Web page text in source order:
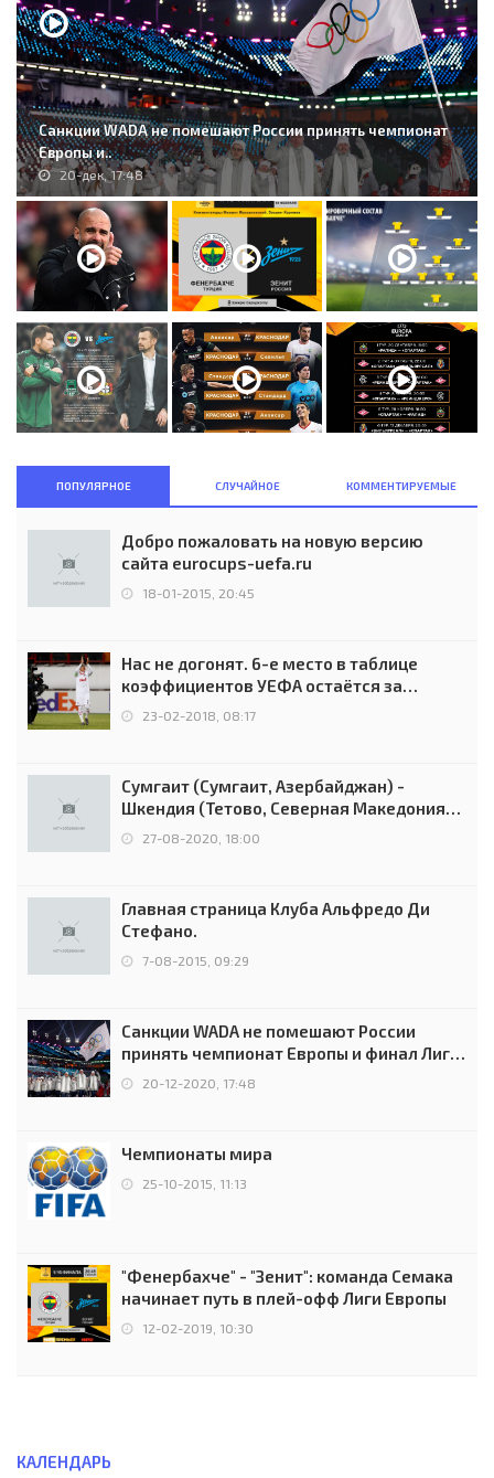
Санкции WADA не помешают России принять чемпионат
Европы и..
20-дек, 17:48
ПОПУЛЯРНОЕ СЛУЧАЙНОЕ КОММЕНТИРУЕМЫЕ
Добро пожаловать на новую версию
сайта eurocups-uefa.ru
18-01-2015, 20:45
Нас не догонят. 6-е место в таблице
коэффициентов УЕФА остаётся за
Россией
23-02-2018, 08:17
Сумгаит (Сумгаит, Азербайджан) -
Шкендия (Тетово, Северная Македония) -
0:2 (0:0)
27-08-2020, 18:00
Главная страница Клуба Альфредо Ди
Стефано.
7-08-2015, 09:29
Санкции WADA не помешают России
принять чемпионат Европы и финал Лиги
чемпионов.
20-12-2020, 17:48
Чемпионаты мира
25-10-2015, 11:13
"Фенербахче" - "Зенит": команда Семака
начинает путь в плей-офф Лиги Европы
12-02-2019, 10:30
КАЛЕНДАРЬ